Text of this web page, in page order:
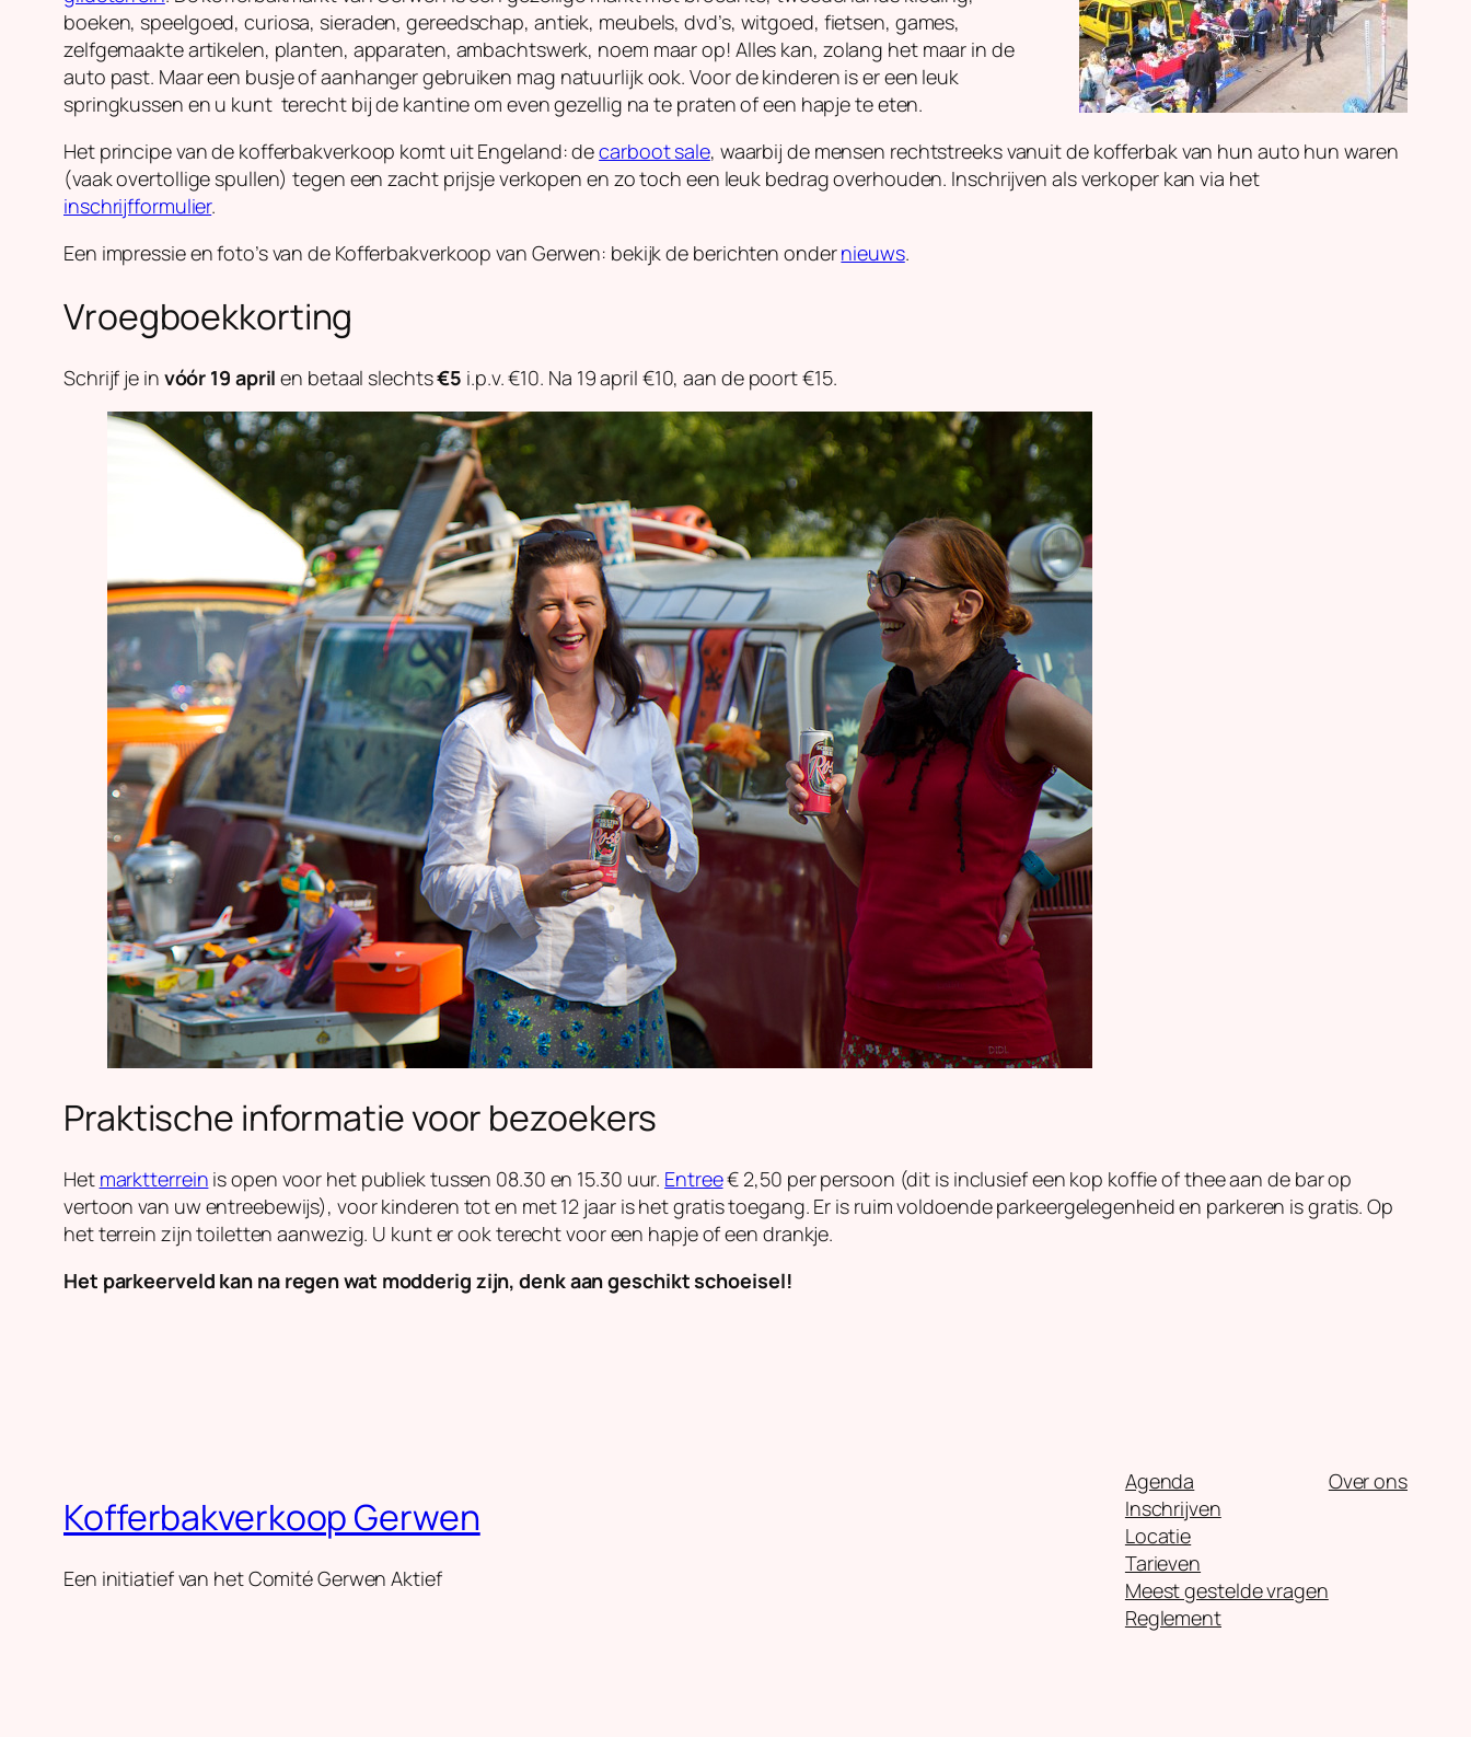
boeken, speelgoed, curiosa, sieraden, gereedschap, antiek, meubels, dvd’s, witgoed, fietsen, games,
zelfgemaakte artikelen, planten, apparaten, ambachtswerk, noem maar op! Alles kan, zolang het maar in de
auto past. Maar een busje of aanhanger gebruiken mag natuurlijk ook. Voor de kinderen is er een leuk
springkussen en u kunt terecht bij de kantine om even gezellig na te praten of een hapje te eten.
Het principe van de kofferbakverkoop komt uit Engeland: decarboot sale, waarbij de mensen rechtstreeks vanuit de kofferbak van hun auto hun waren
(vaak overtollige spullen) tegen een zacht prijsje verkopen en zo toch een leuk bedrag overhouden. Inschrijven als verkoper kan via het
inschrijfformulier.
Een impressie en foto’s van de Kofferbakverkoop van Gerwen: bekijk de berichten ondernieuws.
Vroegboekkorting
Schrijf je in vóór 19 april en betaal slechts€5 i.p.v. €10. Na 19 april €10, aan de poort €15.
Praktische informatie voor bezoekers
Het marktterrein is open voor het publiek tussen 08.30 en 15.30 uur. Entree€ 2,50 per persoon (dit is inclusief een kop koffie of thee aan de bar op
vertoon van uw entreebewijs), voor kinderen tot en met 12 jaar is het gratis toegang. Er is ruim voldoende parkeergelegenheid en parkeren is gratis. Op
het terrein zijn toiletten aanwezig. U kunt er ook terecht voor een hapje of een drankje.
Het parkeerveld kan na regen wat modderig zijn, denk aan geschikt schoeisel!
Kofferbakverkoop Gerwen
Een initiatief van het Comité Gerwen Aktief
Agenda
Inschrijven
Locatie
Tarieven
Meest gestelde vragen
Reglement
Over ons